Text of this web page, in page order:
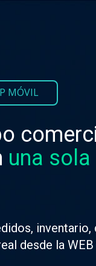
MÓVIL
una sola
inventario,
desde la WEB